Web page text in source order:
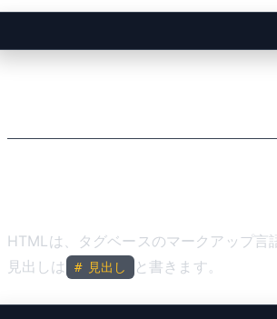
HTMLは、タグベースのマークアップ言
見出しは
# 見出し と書きます。